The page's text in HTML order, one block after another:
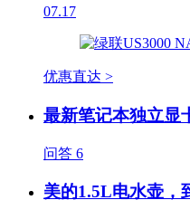
07.17
优惠直达 >
最新笔记本独立显
问答 6
美的1.5L电水壶，